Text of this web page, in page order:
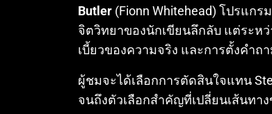
Butler (Fionn Whitehead) โปรแก
จิตวิทยาของนักเขียนลึกลับ แต่ระห
เบี้ยวของความจริง และการตั้งคำถ
ผู้ชมจะได้เลือกการตัดสินใจแทน
จนถึงตัวเลือกสำคัญที่เปลี่ยนเส้นทา